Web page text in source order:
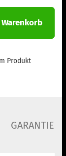
Produkt
GARANTIE